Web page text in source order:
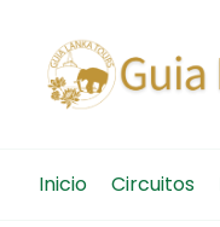
Inicio Circuitos